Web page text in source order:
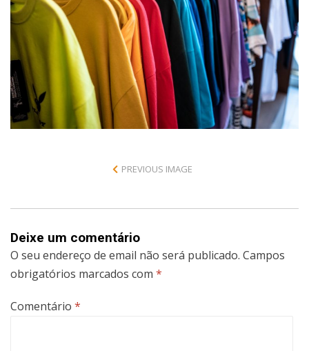
PREVIOUS IMAGE
Deixe um comentário
O seu endereço de email não será publicado. Campos
obrigatórios marcados com *
Comentário *